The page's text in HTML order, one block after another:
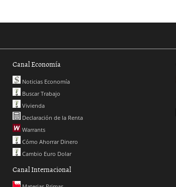
Canal Economía
Noticias Economía
Buscar Trabajo
Vivienda
Declaración de la Renta
Warrants
Cómo Ahorrar Dinero
Cambio Euro Dolar
Canal Internacional